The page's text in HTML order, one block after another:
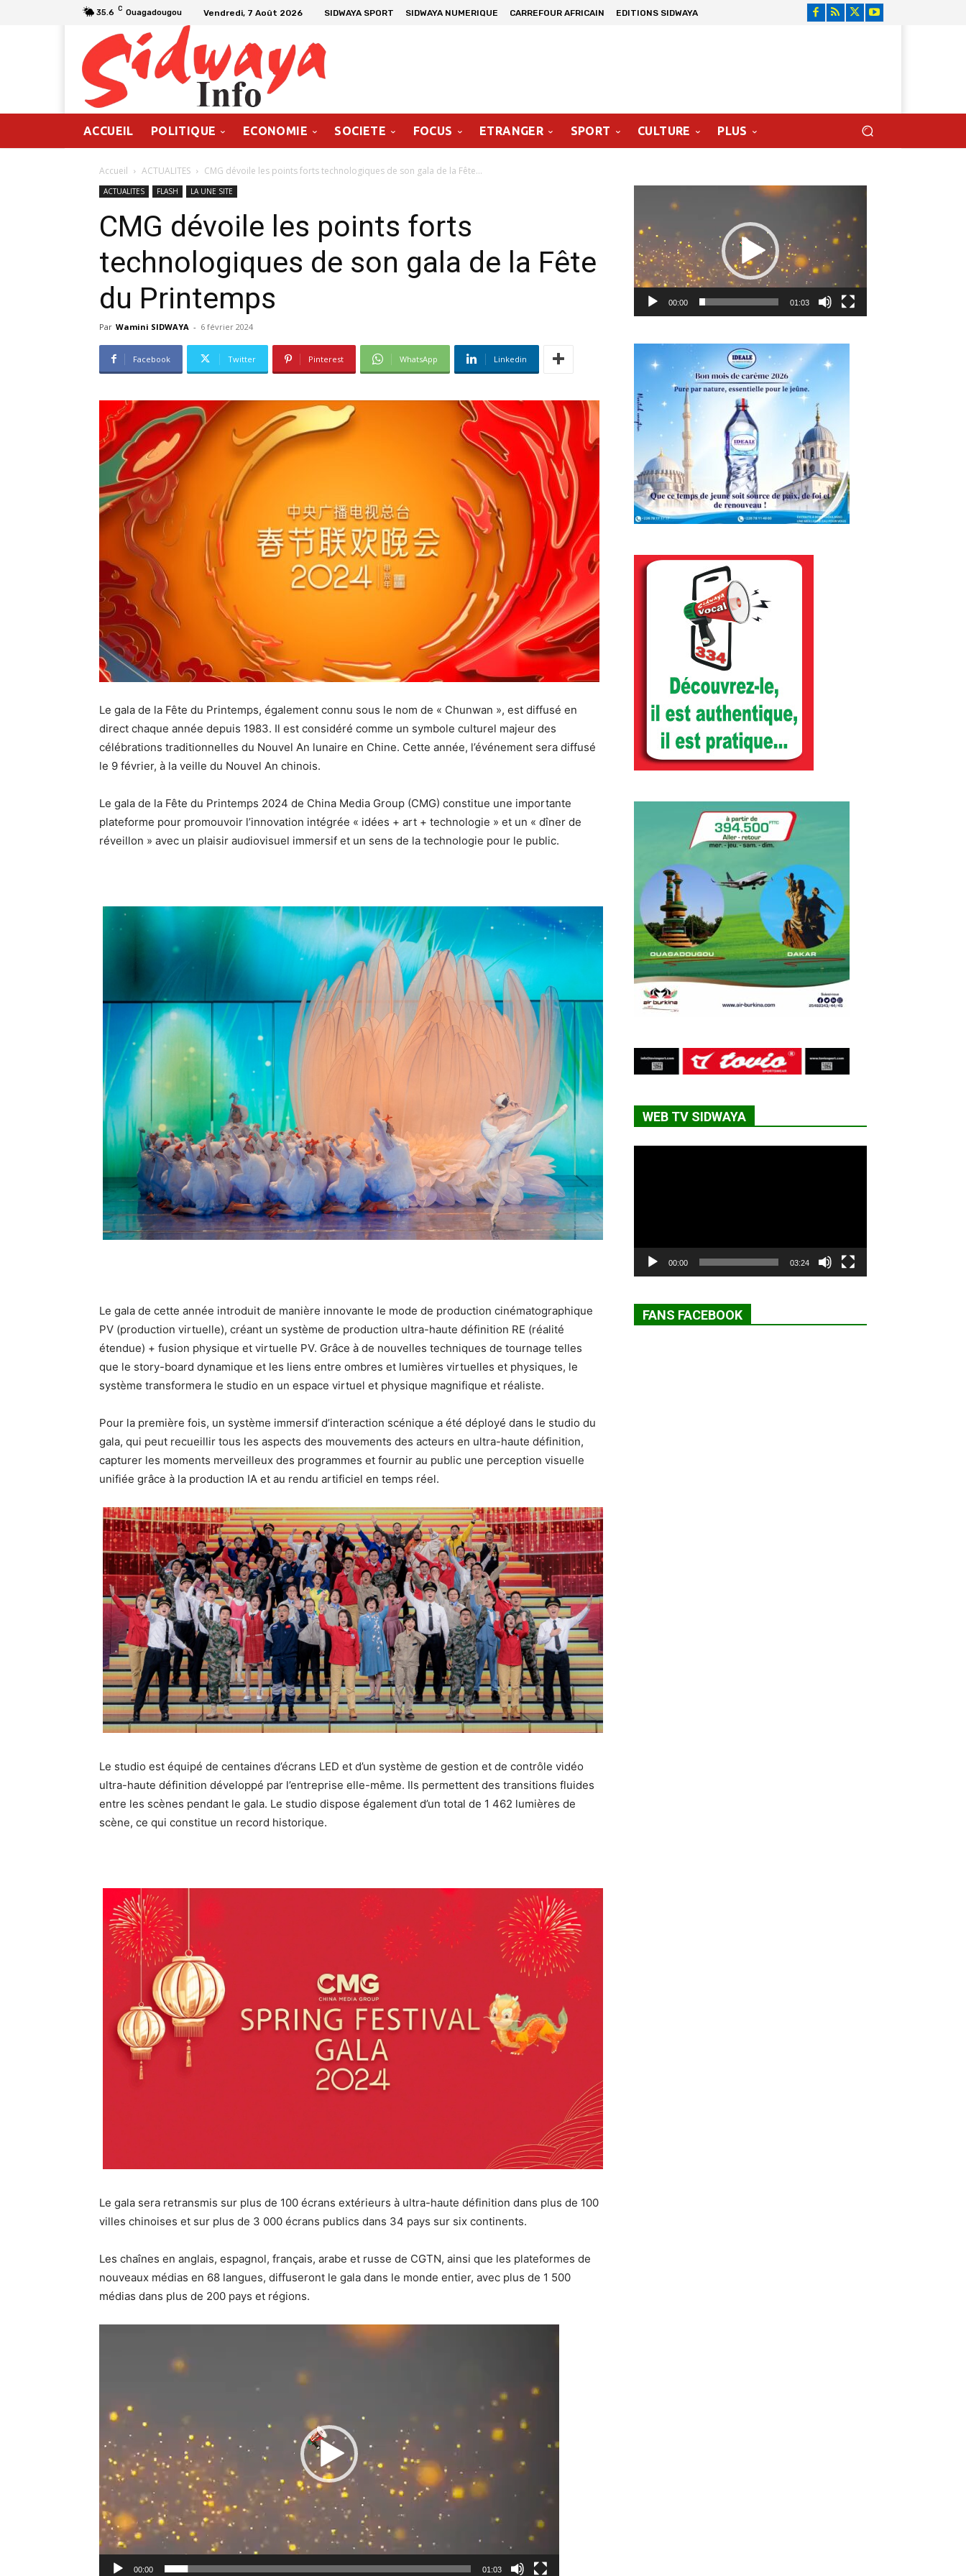
35.6 C Ouagadougou Vendredi, 7 Août 2026 SIDWAYA SPORT SIDWAYA NUMERIQUE CARREFOUR AFRICAIN EDITIONS SIDWAYA
ACCUEIL POLITIQUE ECONOMIE SOCIETE FOCUS ETRANGER SPORT CULTURE PLUS
Accueil ACTUALITES CMG dévoile les points forts technologiques de son gala de la Fête...
ACTUALITES FLASH LA UNE SITE
CMG dévoile les points forts
technologiques de son gala de la Fête
du Printemps
Par Wamini SIDWAYA - 6 février 2024
Facebook Twitter Pinterest WhatsApp Linkedin
Le gala de la Fête du Printemps, également connu sous le nom de « Chunwan », est diffusé en
direct chaque année depuis 1983. Il est considéré comme un symbole culturel majeur des
célébrations traditionnelles du Nouvel An lunaire en Chine. Cette année, l’événement sera diffusé
le 9 février, à la veille du Nouvel An chinois.
Le gala de la Fête du Printemps 2024 de China Media Group (CMG) constitue une importante
plateforme pour promouvoir l’innovation intégrée « idées + art + technologie » et un « dîner de
réveillon » avec un plaisir audiovisuel immersif et un sens de la technologie pour le public.
Le gala de cette année introduit de manière innovante le mode de production cinématographique
PV (production virtuelle), créant un système de production ultra-haute définition RE (réalité
étendue) + fusion physique et virtuelle PV. Grâce à de nouvelles techniques de tournage telles
que le story-board dynamique et les liens entre ombres et lumières virtuelles et physiques, le
système transformera le studio en un espace virtuel et physique magnifique et réaliste.
Pour la première fois, un système immersif d’interaction scénique a été déployé dans le studio du
gala, qui peut recueillir tous les aspects des mouvements des acteurs en ultra-haute définition,
capturer les moments merveilleux des programmes et fournir au public une perception visuelle
unifiée grâce à la production IA et au rendu artificiel en temps réel.
Le studio est équipé de centaines d’écrans LED et d’un système de gestion et de contrôle vidéo
ultra-haute définition développé par l’entreprise elle-même. Ils permettent des transitions fluides
entre les scènes pendant le gala. Le studio dispose également d’un total de 1 462 lumières de
scène, ce qui constitue un record historique.
Le gala sera retransmis sur plus de 100 écrans extérieurs à ultra-haute définition dans plus de 100
villes chinoises et sur plus de 3 000 écrans publics dans 34 pays sur six continents.
Les chaînes en anglais, espagnol, français, arabe et russe de CGTN, ainsi que les plateformes de
nouveaux médias en 68 langues, diffuseront le gala dans le monde entier, avec plus de 1 500
médias dans plus de 200 pays et régions.
Lecteur
00:00 01:03
00:00 01:03
WEB TV SIDWAYA
00:00 03:24
FANS FACEBOOK